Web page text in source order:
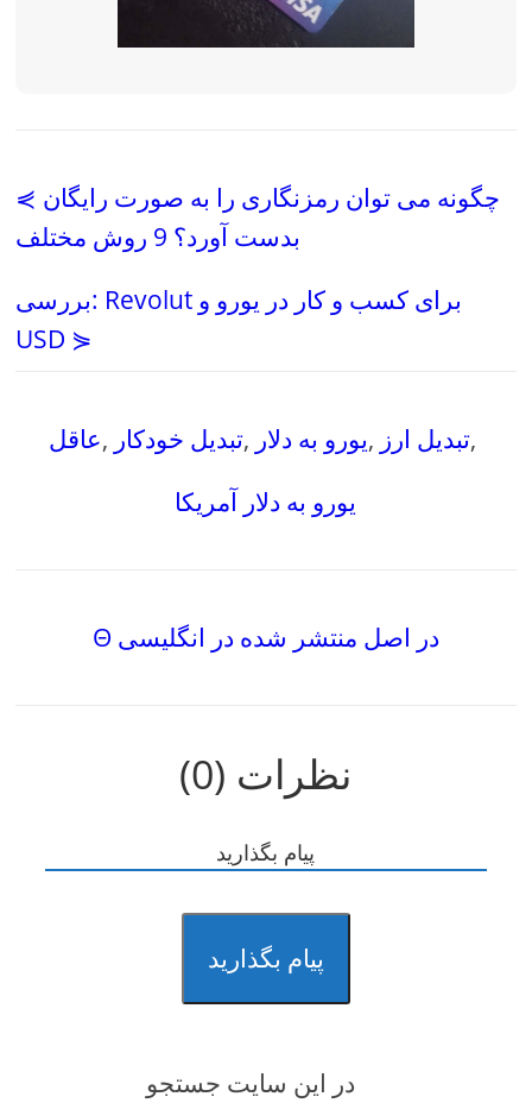
⋞ چگونه می توان رمزنگاری را به صورت رایگان
بدست آورد؟ 9 روش مختلف
بررسی: Revolut برای کسب و کار در یورو و
USD ⋟
عاقل, تبدیل خودکار, یورو به دلار, تبدیل ارز,
یورو به دلار آمریکا
Θ در اصل منتشر شده در انگلیسی
نظرات (0)
پیام بگذارید
پیام بگذارید
در این سایت جستجو